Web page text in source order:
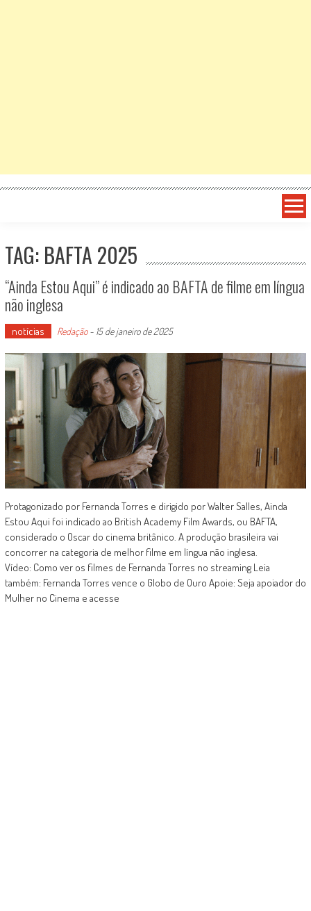
TAG: BAFTA 2025
“Ainda Estou Aqui” é indicado ao BAFTA de filme em língua
não inglesa
notícias Redação- 15 de janeiro de 2025
Protagonizado por Fernanda Torres e dirigido por Walter Salles, Ainda
Estou Aqui foi indicado ao British Academy Film Awards, ou BAFTA,
considerado o Oscar do cinema britânico. A produção brasileira vai
concorrer na categoria de melhor filme em língua não inglesa.
Vídeo: Como ver os filmes de Fernanda Torres no streaming Leia
também: Fernanda Torres vence o Globo de Ouro Apoie: Seja apoiador do
Mulher no Cinema e acesse